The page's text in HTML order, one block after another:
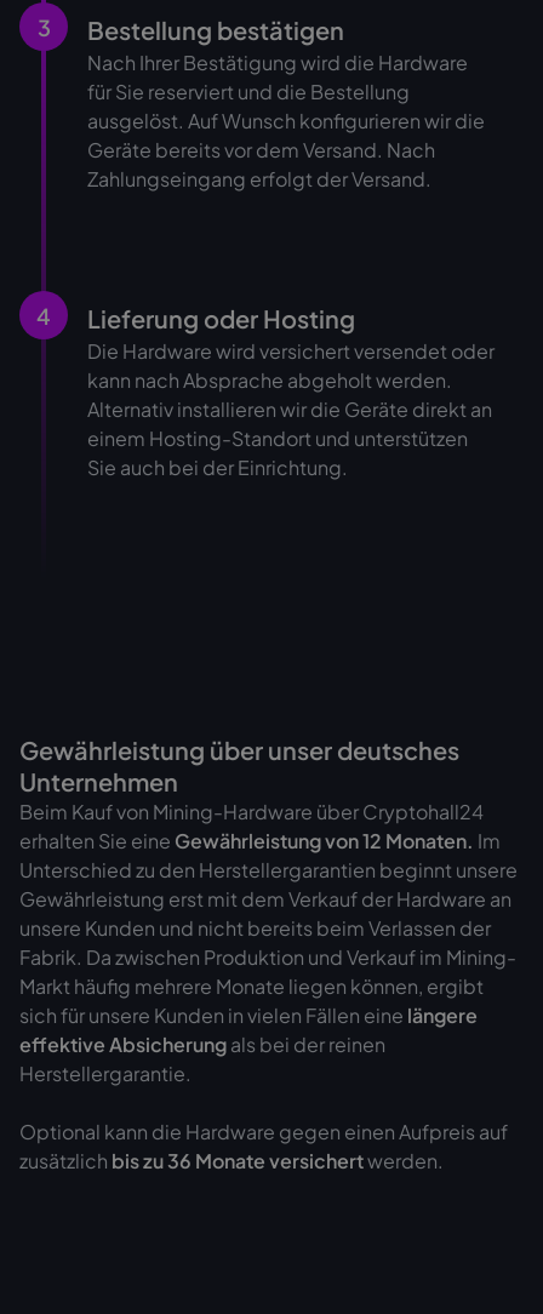
3 Bestellung bestätigen
Nach Ihrer Bestätigung wird die Hardware
für Sie reserviert und die Bestellung
ausgelöst. Auf Wunsch konfigurieren wir die
Geräte bereits vor dem Versand. Nach
Zahlungseingang erfolgt der Versand.
4 Lieferung oder Hosting
Die Hardware wird versichert versendet oder
kann nach Absprache abgeholt werden.
Alternativ installieren wir die Geräte direkt an
einem Hosting-Standort und unterstützen
Sie auch bei der Einrichtung.
Gewährleistung über unser deutsches
Unternehmen
Beim Kauf von Mining-Hardware über Cryptohall24
erhalten Sie eine Gewährleistung von12 Monaten. Im
Unterschied zu den Herstellergarantien beginnt unsere
Gewährleistung erst mit dem Verkauf der Hardware an
unsere Kunden und nicht bereits beim Verlassen der
Fabrik. Da zwischen Produktion und Verkauf im Mining-
Markt häufig mehrere Monate liegen können, ergibt
sich für unsere Kunden in vielen Fällen eine längere
effektive Absicherungals bei der reinen
Herstellergarantie.
Optional kann die Hardware gegen einen Aufpreis auf
zusätzlich bis zu 36 Monate versichertwerden.